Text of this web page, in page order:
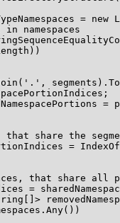
= new
in namespaces
=
that share the
=
that share all
=